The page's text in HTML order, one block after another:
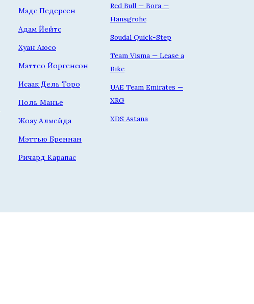
Мадс Педерсен
Адам Йейтс
Хуан Аюсо
Маттео Йоргенсон
Исаак Дель Торо
Поль Манье
Жоау Алмейда
Мэттью Бреннан
Ричард Карапас
Red Bull — Bora —
Hansgrohe
Soudal Quick-Step
Team Visma — Lease a
Bike
UAE Team Emirates —
XRG
XDS Astana